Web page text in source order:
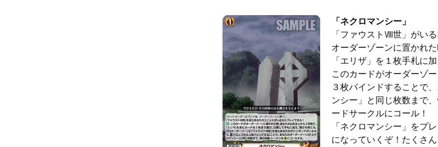
「ネクロマンシー」
「ファウストⅧ世」がい
オーダーゾーンに置かれ
「エリザ」を１枚手札に
このカードがオーダーゾ
３枚バインドすることで
ンシー」と同じ枚数まで
ードサークルにコール！
「ネクロマンシー」をプ
になっていくぞ！たくさ